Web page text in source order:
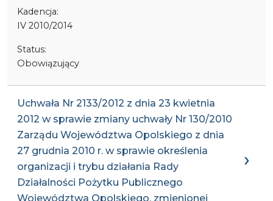
Kadencja:
IV 2010/2014
Status:
Obowiązujący
Uchwała Nr 2133/2012 z dnia 23 kwietnia
2012 w sprawie zmiany uchwały Nr 130/2010
Zarządu Województwa Opolskiego z dnia
27 grudnia 2010 r. w sprawie określenia
organizacji i trybu działania Rady
Działalności Pożytku Publicznego
Województwa Opolskiego, zmienionej